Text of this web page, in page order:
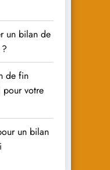
un bilan de
de fin
pour votre
un bilan